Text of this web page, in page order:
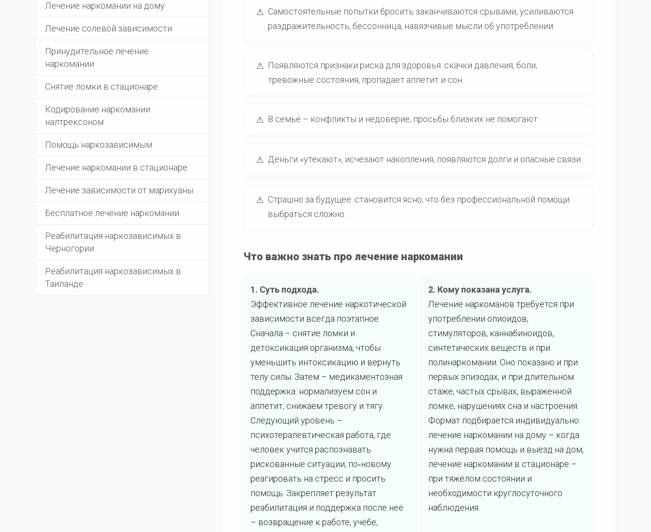
⚠ Самостоятельные попытки бросить заканчиваются срывами, усиливаются
раздражительность, бессонница, навязчивые мысли об употреблении.
⚠ Появляются признаки риска для здоровья: скачки давления, боли,
тревожные состояния, пропадает аппетит и сон.
⚠ В семье – конфликты и недоверие, просьбы близких не помогают.
⚠ Деньги «утекают», исчезают накопления, появляются долги и опасные связи.
⚠ Страшно за будущее: становится ясно, что без профессиональной помощи
выбраться сложно.
Что важно знать про лечение наркомании
1. Суть подхода.
Эффективное лечение наркотической
зависимости всегда поэтапное.
Сначала – снятие ломки и
детоксикация организма, чтобы
уменьшить интоксикацию и вернуть
телу силы. Затем – медикаментозная
поддержка: нормализуем сон и
аппетит, снижаем тревогу и тягу.
Следующий уровень –
психотерапевтическая работа, где
человек учится распознавать
рискованные ситуации, по‑новому
реагировать на стресс и просить
помощь. Закрепляет результат
реабилитация и поддержка после неё
– возвращение к работе, учёбе,
2. Кому показана услуга.
Лечение наркоманов требуется при
употреблении опиоидов,
стимуляторов, каннабиноидов,
синтетических веществ и при
полинаркомании. Оно показано и при
первых эпизодах, и при длительном
стаже, частых срывах, выраженной
ломке, нарушениях сна и настроения.
Формат подбирается индивидуально:
лечение наркомании на дому – когда
нужна первая помощь и выезд на дом,
лечение наркомании в стационаре –
при тяжёлом состоянии и
необходимости круглосуточного
наблюдения.
Лечение наркомании на дому
Лечение солевой зависимости
Принудительное лечение
наркомании
Снятие ломки в стационаре
Кодирование наркомании
налтрексоном
Помощь наркозависимым
Лечение наркомании в стационаре
Лечение зависимости от марихуаны
Бесплатное лечение наркомании
Реабилитация наркозависимых в
Черногории
Реабилитация наркозависимых в
Таиланде